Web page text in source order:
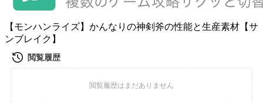
【モンハンライズ】かんなりの神剣斧の性能と生産素材【サ
ンブレイク】